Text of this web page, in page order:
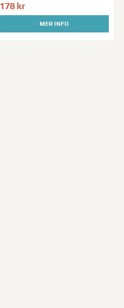
178 kr
MER INFO